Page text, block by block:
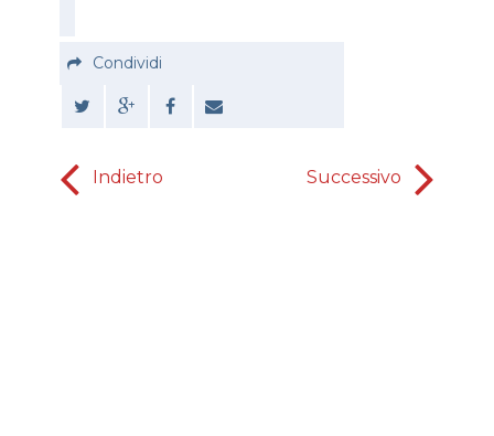
Condividi
Indietro Successivo
Un suo